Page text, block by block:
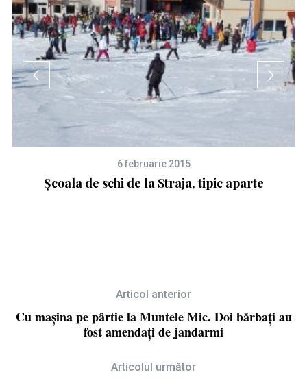
6 februarie 2015
Școala de schi de la Straja, tipic aparte
Articol anterior
Cu mașina pe pârtie la Muntele Mic. Doi bărbați au
fost amendați de jandarmi
Articolul următor